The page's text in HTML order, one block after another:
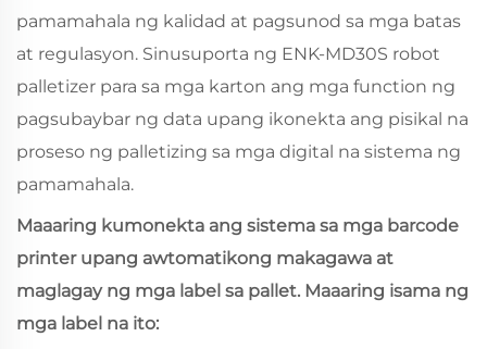
pamamahala ng kalidad at pagsunod sa mga batas
at regulasyon. Sinusuporta ng ENK‑MD30S robot
palletizer para sa mga karton ang mga function ng
pagsubaybar ng data upang ikonekta ang pisikal na
proseso ng palletizing sa mga digital na sistema ng
pamamahala.
Maaaring kumonekta ang sistema sa mga barcode
printer upang awtomatikong makagawa at
maglagay ng mga label sa pallet. Maaaring isama ng
mga label na ito: